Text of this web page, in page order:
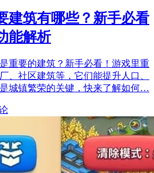
建筑有哪些？新手必看
能解析
重要的建筑？新手必看！游戏里重
、社区建筑等，它们能提升人口、
城镇繁荣的关键，快来了解如何…